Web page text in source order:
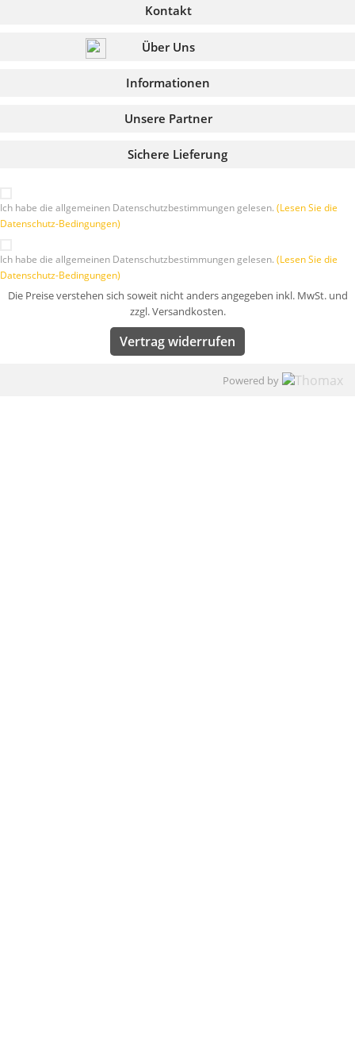
Kontakt
Über Uns
Informationen
Sichere Lieferung
Unsere Partner
Ich habe die allgemeinen Datenschutzbestimmungen gelesen. (Lesen Sie die
Datenschutz-Bedingungen)
Ich habe die allgemeinen Datenschutzbestimmungen gelesen. (Lesen Sie die
Datenschutz-Bedingungen)
Die Preise verstehen sich soweit nicht anders angegeben inkl. MwSt. und
zzgl. Versandkosten.
Vertrag widerrufen
Powered by